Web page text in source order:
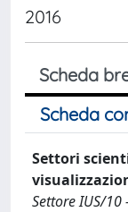
2016
Scheda
Scheda
Settori
Settore IUS/